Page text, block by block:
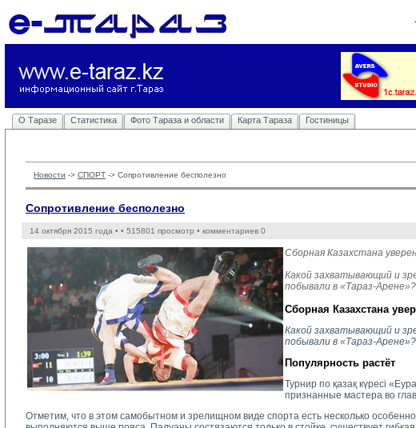
О Таразе Статистика Фото Тараза и области Карта Тараза Гостиницы
Новости -> СПОРТ -> Сопротивление бесполезно
Сопротивление бесполезно
14 октября 2015 года • • 515801 просмотр • комментариев 0
Сборная Казахстана
Какой захватывающий и
побывали в «Тараз-
Сборная Казахстана
Какой захватывающий и
побывали в «Тараз-
Популярность растёт
Турнир по қазақ күресі
признанные мастера во
Отметим, что в этом самобытном и зрелищном виде спорта есть несколько